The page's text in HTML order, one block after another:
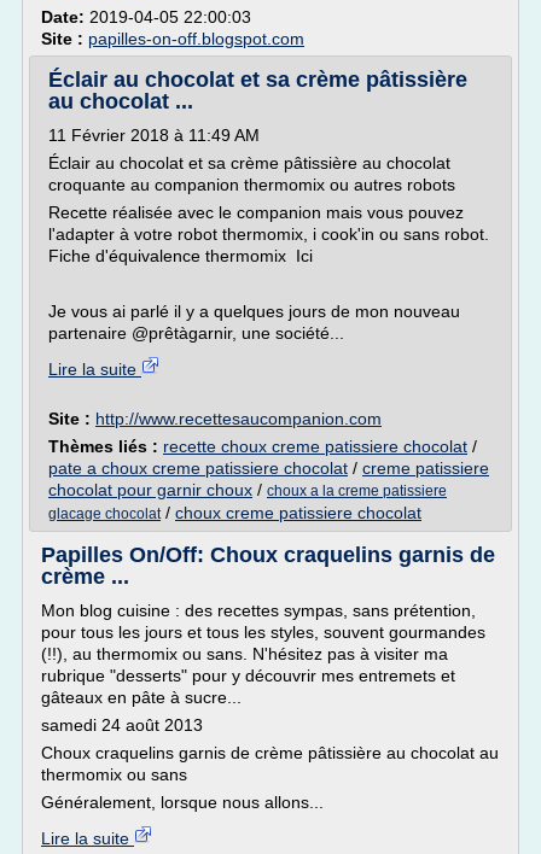
Date: 2019-04-05 22:00:03
Site : papilles-on-off.blogspot.com
Éclair au chocolat et sa crème pâtissière
au chocolat ...
11 Février 2018 à 11:49 AM
Éclair au chocolat et sa crème pâtissière au chocolat
croquante au companion thermomix ou autres robots
Recette réalisée avec le companion mais vous pouvez
l'adapter à votre robot thermomix, i cook'in ou sans robot.
Fiche d'équivalence thermomix Ici
Je vous ai parlé il y a quelques jours de mon nouveau
partenaire @prêtàgarnir, une société...
Lire la suite
Site : http://www.recettesaucompanion.com
Thèmes liés : recette choux creme patissiere chocolat /
pate a choux creme patissiere chocolat / creme patissiere
chocolat pour garnir choux / choux a la creme patissiere
glacage chocolat/ choux creme patissiere chocolat
Papilles On/Off: Choux craquelins garnis de
crème ...
Mon blog cuisine : des recettes sympas, sans prétention,
pour tous les jours et tous les styles, souvent gourmandes
(!!), au thermomix ou sans. N'hésitez pas à visiter ma
rubrique "desserts" pour y découvrir mes entremets et
gâteaux en pâte à sucre...
samedi 24 août 2013
Choux craquelins garnis de crème pâtissière au chocolat au
thermomix ou sans
Généralement, lorsque nous allons...
Lire la suite